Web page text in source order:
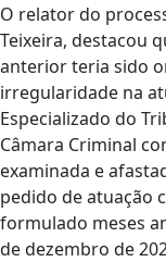
O relator do
Teixeira, destacou
anterior teria sido
irregularidade na
Especializado do
Câmara Criminal
examinada e
pedido de atuação
formulado meses
de dezembro de